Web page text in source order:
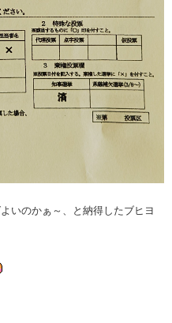
いのかぁ～、と納得したブヒヨ